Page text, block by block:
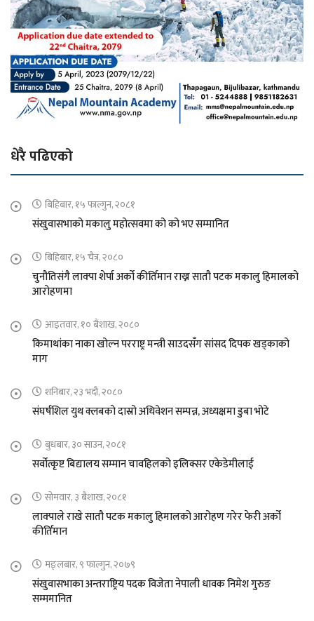
धेरै पढिएको
बिहिबार, १५ फाल्गुन, २०८१
संखुवासभाको मकालु महोत्सवमा को को भए सम्मानित
बिहिबार, १५ चैत्र, २०८०
चुनौतिसंगै लाक्पा शेर्पा अर्को कीर्तिमान राख्न सातौ पटक मकालु हिमालको
आरोहणमा
आइतवार, १० बैशाख, २०८०
किमाथांका नाका खोल्न परराष्ट्र मन्त्री साउदसँग सांसद दिपक खड्काको
माग
शनिबार, २३ भदौ, २०८०
संघर्षशिल युथ क्लबको दास्रो अधिवेशन सम्पन्न, अध्यक्षमा डुबा भोटे
बुधबार, ३० साउन, २०८१
सर्वोत्कृष्ट बिद्यालय सम्मान चावहिलको इलिक्सर एकेडेमीलाई
सोमवार, ३ बैशाख, २०८१
लाक्पाले राखे सातौ पटक मकालु हिमालको आरोहण गरेर फेरी अर्को
कीर्तिमान
मङ्लबार, ९ फाल्गुन, २०७९
संखुवासभाका अन्तराष्ट्रिय पदक विजेता नेपाली धावक निमेश गुरुङ
सम्ममानित